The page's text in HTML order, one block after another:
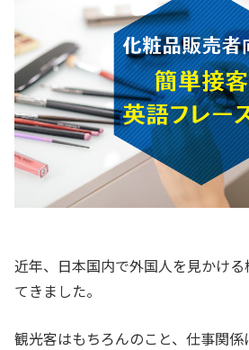
近年、日本国内で外国人を見かけ
てきました。
観光客はもちろんのこと、仕事関